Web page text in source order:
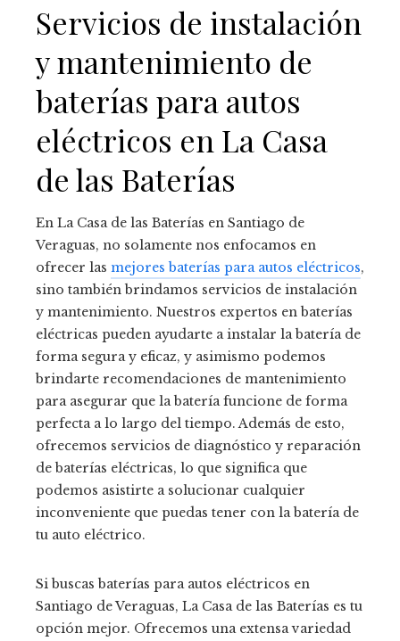
Servicios de instalación
y mantenimiento de
baterías para autos
eléctricos en La Casa
de las Baterías
En La Casa de las Baterías en Santiago de
Veraguas, no solamente nos enfocamos en
ofrecer las mejores baterías para autos eléctricos,
sino también brindamos servicios de instalación
y mantenimiento. Nuestros expertos en baterías
eléctricas pueden ayudarte a instalar la batería de
forma segura y eficaz, y asimismo podemos
brindarte recomendaciones de mantenimiento
para asegurar que la batería funcione de forma
perfecta a lo largo del tiempo. Además de esto,
ofrecemos servicios de diagnóstico y reparación
de baterías eléctricas, lo que significa que
podemos asistirte a solucionar cualquier
inconveniente que puedas tener con la batería de
tu auto eléctrico.
Si buscas baterías para autos eléctricos en
Santiago de Veraguas, La Casa de las Baterías es tu
opción mejor. Ofrecemos una extensa variedad